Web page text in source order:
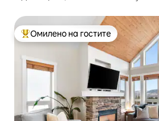
Меѓу најуспешните „Омилени на
Омилено на гостите